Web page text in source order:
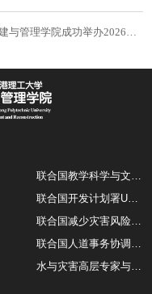
下一篇：羽动锦绣春，师生砺锋芒—灾后重建与管理学院成功举办2026年羽毛球院队选拔赛
联合国开发计划署UNDP
联合国减少灾害风险办公室UNDRR
水与灾害高层专家与领导组 HELP